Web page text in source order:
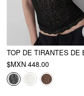
$MXN 448.00